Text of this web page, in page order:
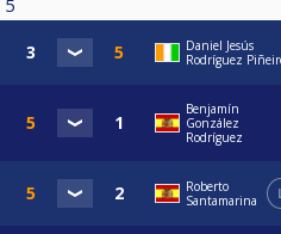
5
Daniel Jesús
Rodríguez
Benjamín
González
Rodríguez
Roberto
Santamarina